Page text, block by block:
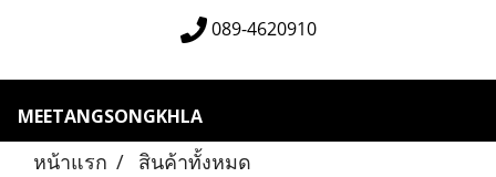
089-4620910
MEETANGSONGKHLA
หน้าแรก
สินค้าทั้งหมด